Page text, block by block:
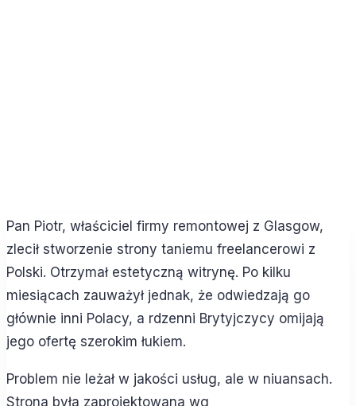
Pan Piotr, właściciel firmy remontowej z Glasgow,
zlecił stworzenie strony taniemu freelancerowi z
Polski. Otrzymał estetyczną witrynę. Po kilku
miesiącach zauważył jednak, że odwiedzają go
głównie inni Polacy, a rdzenni Brytyjczycy omijają
jego ofertę szerokim łukiem.
Problem nie leżał w jakości usług, ale w niuansach.
Strona była zaprojektowana wg